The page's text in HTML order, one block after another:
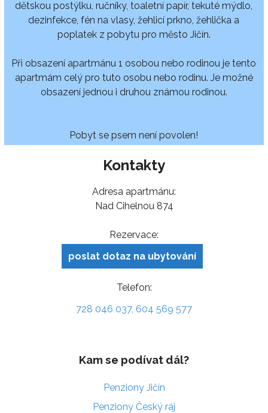
dětskou postýlku, ručníky, toaletní papír, tekuté mýdlo,
dezinfekce, fén na vlasy, žehlicí prkno, žehlička a
poplatek z pobytu pro město Jičín.
Při obsazení apartmánu 1 osobou nebo rodinou je tento
apartmám celý pro tuto osobu nebo rodinu. Je možné
obsazení jednou i druhou známou rodinou.
Pobyt se psem není povolen!
Kontakty
Adresa apartmánu:
Nad Cihelnou 874
Rezervace:
poslat dotaz na ubytování
Telefon:
728 046 037, 604 569 577
Kam se podívat dál?
Penziony Jičín
Penziony Český ráj